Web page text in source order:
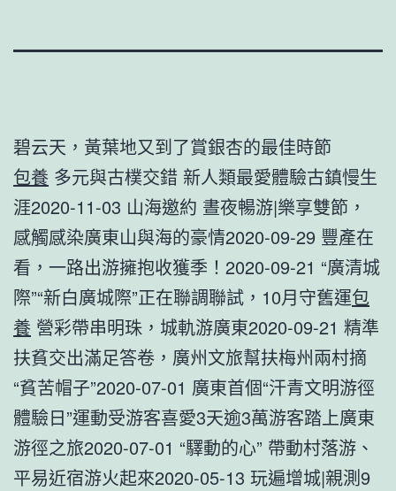
碧云天，黃葉地又到了賞銀杏的最佳時節
包養 多元與古樸交錯 新人類最愛體驗古鎮慢生
涯2020-11-03 山海邀約 晝夜暢游|樂享雙節，
感觸感染廣東山與海的豪情2020-09-29 豐產在
看，一路出游擁抱收獲季！2020-09-21 “廣清城
際”“新白廣城際”正在聯調聯試，10月守舊運包
養 營彩帶串明珠，城軌游廣東2020-09-21 精準
扶貧交出滿足答卷，廣州文旅幫扶梅州兩村摘
“貧苦帽子”2020-07-01 廣東首個“汗青文明游徑
體驗日”運動受游客喜愛3天逾3萬游客踏上廣東
游徑之旅2020-07-01 “驛動的心” 帶動村落游、
平易近宿游火起來2020-05-13 玩遍增城|親測9